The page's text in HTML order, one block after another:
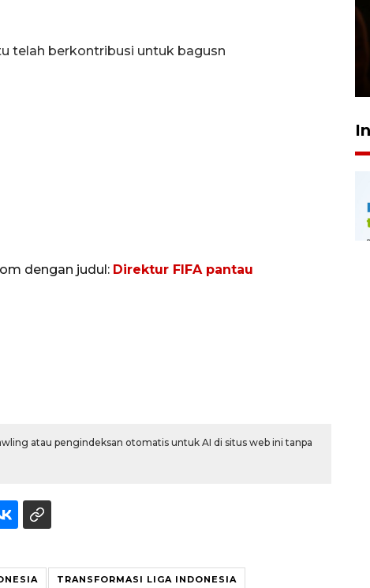
telah berkontribusi untuk bagusn
dengan judul: Direktur FIFA pantau
atau pengindeksan otomatis untuk AI di situs web ini tanpa
TRANSFORMASI LIGA INDONESIA
Ramadhan